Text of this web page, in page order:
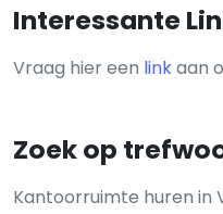
Interessante
Vraag hier een linkaan
Zoek op
Kantoorruimte huren in